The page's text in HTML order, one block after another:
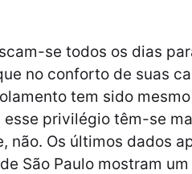
se todos os dias
no conforto de suas
tem sido
privilégio têm-se
não. Os últimos dados
São Paulo mostram